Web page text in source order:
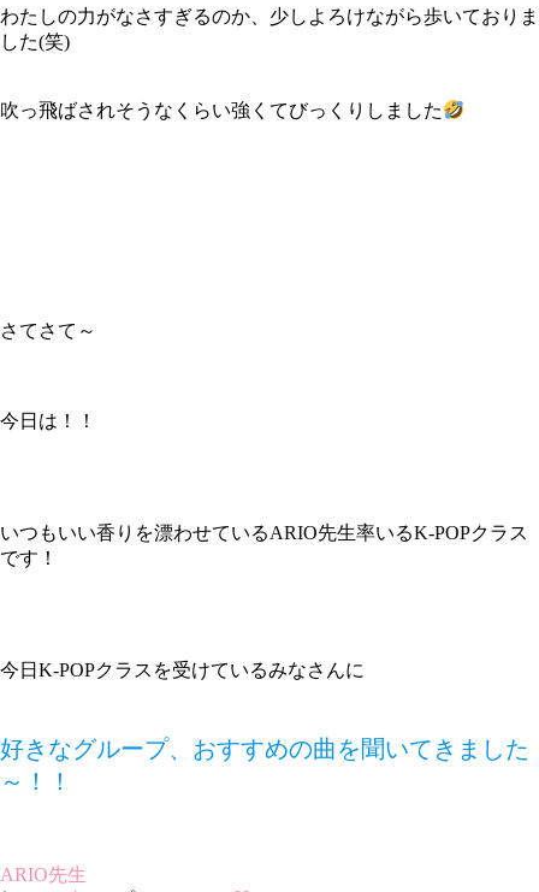
わたしの力がなさすぎるのか、少しよろけながら歩いておりま
した(笑)
吹っ飛ばされそうなくらい強くてびっくりしました
さてさて～
今日は！！
いつもいい香りを漂わせているARIO先生率いるK-POPクラス
です！
今日K-POPクラスを受けているみなさんに
好きなグループ、おすすめの曲を聞いてきました
～！！
ARIO先生